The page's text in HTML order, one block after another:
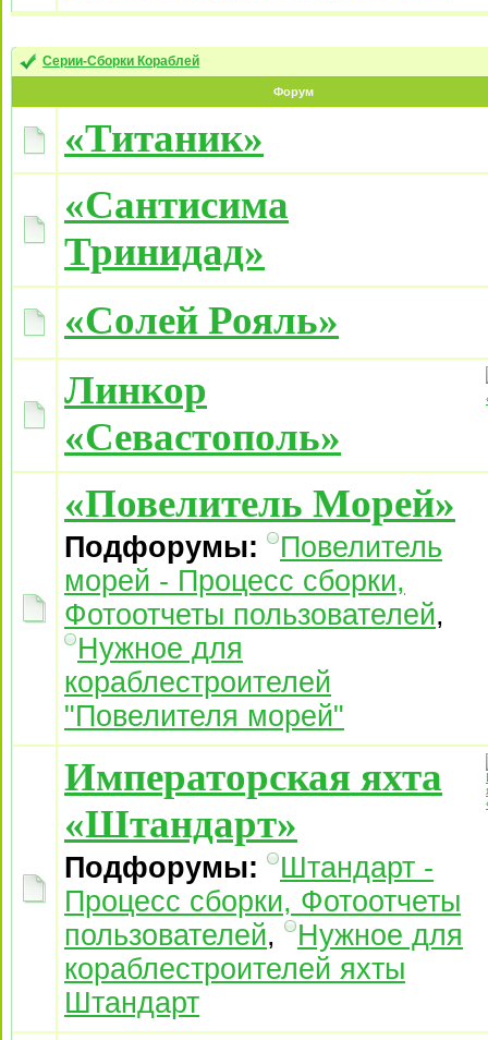
Серии-Сборки Кораблей
Форум
«Титаник»
«Сантисима
Тринидад»
«Солей Рояль»
Линкор
«Севастополь»
«Повелитель Морей»
Подфорумы:
Повелитель
морей - Процесс сборки,
Фотоотчеты пользователей,
Нужное для
кораблестроителей
"Повелителя морей"
Императорская яхта
«Штандарт»
Подфорумы:
Штандарт -
Процесс сборки, Фотоотчеты
пользователей,
Нужное для
кораблестроителей яхты
Штандарт